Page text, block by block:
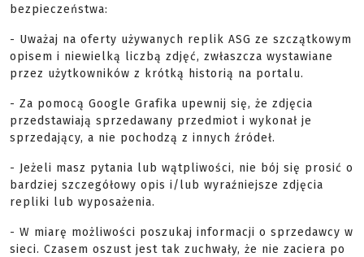
bezpieczeństwa:
- Uważaj na oferty używanych replik ASG ze szczątkowym
opisem i niewielką liczbą zdjęć, zwłaszcza wystawiane
przez użytkowników z krótką historią na portalu.
- Za pomocą Google Grafika upewnij się, że zdjęcia
przedstawiają sprzedawany przedmiot i wykonał je
sprzedający, a nie pochodzą z innych źródeł.
- Jeżeli masz pytania lub wątpliwości, nie bój się prosić o
bardziej szczegółowy opis i/lub wyraźniejsze zdjęcia
repliki lub wyposażenia.
- W miarę możliwości poszukaj informacji o sprzedawcy w
sieci. Czasem oszust jest tak zuchwały, że nie zaciera po